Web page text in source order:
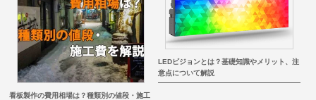
看板製作の費用相場は？種類別の値段・施工
LEDビジョンとは？基礎知識やメリット、注
意点について解説